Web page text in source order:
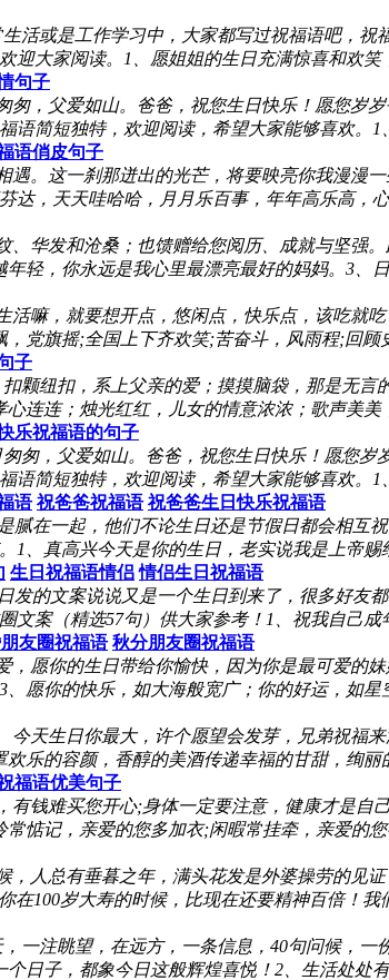
生活或是工作学习中，大家都写过祝福语吧，
迎大家阅读。1、愿姐姐的生日充满惊喜和欢
句子
匆，父爱如山。爸爸，祝您生日快乐！愿您岁
语简短独特，欢迎阅读，希望大家能够喜欢
语俏皮句子
遇。这一刹那迸出的光芒，将要映亮你我漫漫
达，天天哇哈哈，月月乐百事，年年高乐高
、华发和沧桑；也馈赠给您阅历、成就与坚强
轻，你永远是我心里最漂亮最好的妈妈。3
活嘛，就要想开点，悠闲点，快乐点，该吃就
党旗摇;全国上下齐欢笑;苦奋斗，风雨程;回
子
扣颗纽扣，系上父亲的爱；摸摸脑袋，那是无
连连；烛光红红，儿女的情意浓浓；歌声美
乐祝福语的句子
匆匆，父爱如山。爸爸，祝您生日快乐！愿您
语简短独特，欢迎阅读，希望大家能够喜欢
语 祝爸爸祝福语 祝爸爸生日快乐祝福语
腻在一起，他们不论生日还是节假日都会相互
1、真高兴今天是你的生日，老实说我是上帝
生日祝福语情侣 情侣生日祝福语
发的文案说说又是一个生日到来了，很多好友
文案（精选57句）供大家参考！1、祝我自己
友圈祝福语 秋分朋友圈祝福语
，愿你的生日带给你愉快，因为你是最可爱的
愿你的快乐，如大海般宽广；你的好运，如
今天生日你最大，许个愿望会发芽，兄弟祝福
乐的容颜，香醇的美酒传递幸福的甘甜，绚
福语优美句子
有钱难买您开心;身体一定要注意，健康才是
惦记，亲爱的您多加衣;闲暇常挂牵，亲爱的
，人总有垂暮之年，满头花发是外婆操劳的
在100岁大寿的时候，比现在还要精神百倍！
一注眺望，在远方，一条信息，40句问候，
日子，都象今日这般辉煌喜悦！2、生活处